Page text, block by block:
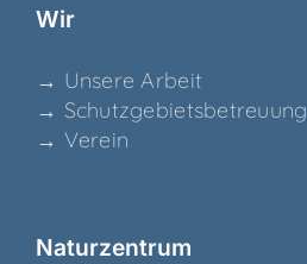
Wir
→ Unse­re Arbeit
→ Schutz­ge­biets­be­treu­ung
→ Ver­ein
Natur­zen­trum